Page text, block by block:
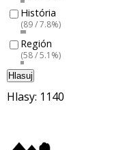
História
(89 / 7.8%)
Región
(58 / 5.1%)
Hlasuj
Hlasy: 1140